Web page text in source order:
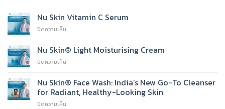
Nu Skin Vitamin C Serum
ปิดความเห็น
Skin
Vitamin
Nu Skin® Light Moisturising Cream
ปิดความเห็น
Skin®
Light
Moisturising
Nu Skin® Face Wash: India’s New Go-To Cleanser
for Radiant, Healthy-Looking Skin
ปิดความเห็น